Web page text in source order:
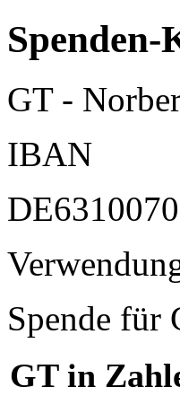
Spenden-
GT -
IBAN
Spende für
GT in